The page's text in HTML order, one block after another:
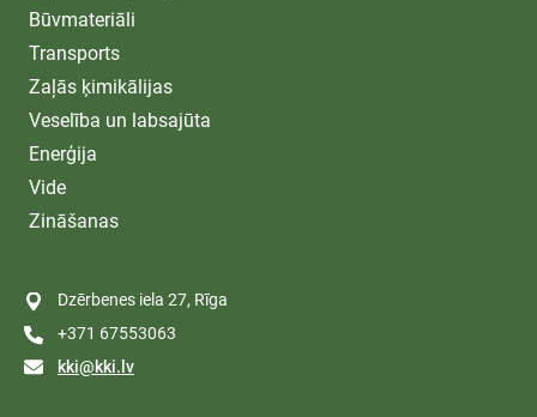
Būvmateriāli
Transports
Zaļās ķimikālijas
Veselība un labsajūta
Enerģija
Vide
Zināšanas
Dzērbenes iela 27, Rīga
+371 67553063
kki@kki.lv